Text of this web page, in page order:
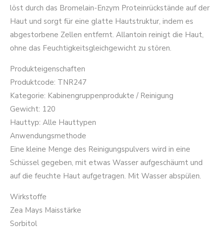
löst durch das Bromelain-Enzym Proteinrückstände auf der
Haut und sorgt für eine glatte Hautstruktur, indem es
abgestorbene Zellen entfernt. Allantoin reinigt die Haut,
ohne das Feuchtigkeitsgleichgewicht zu stören.
Produkteigenschaften
Produktcode: TNR247
Kategorie: Kabinengruppenprodukte / Reinigung
Gewicht: 120
Hauttyp: Alle Hauttypen
Anwendungsmethode
Eine kleine Menge des Reinigungspulvers wird in eine
Schüssel gegeben, mit etwas Wasser aufgeschäumt und
auf die feuchte Haut aufgetragen. Mit Wasser abspülen.
Wirkstoffe
Zea Mays Maisstärke
Sorbitol